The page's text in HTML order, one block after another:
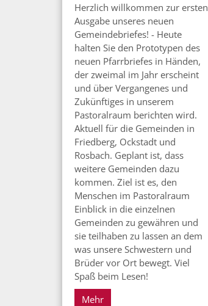
Herzlich willkommen zur ersten
Ausgabe unseres neuen
Gemeindebriefes! - Heute
halten Sie den Prototypen des
neuen Pfarrbriefes in Händen,
der zweimal im Jahr erscheint
und über Vergangenes und
Zukünftiges in unserem
Pastoralraum berichten wird.
Aktuell für die Gemeinden in
Friedberg, Ockstadt und
Rosbach. Geplant ist, dass
weitere Gemeinden dazu
kommen. Ziel ist es, den
Menschen im Pastoralraum
Einblick in die einzelnen
Gemeinden zu gewähren und
sie teilhaben zu lassen an dem
was unsere Schwestern und
Brüder vor Ort bewegt. Viel
Spaß beim Lesen!
Mehr